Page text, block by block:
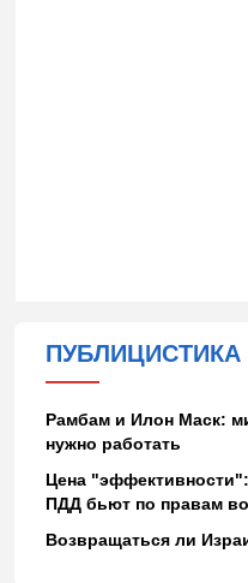
ПУБЛИЦИСТИКА
Рамбам и Илон Маск:
нужно работать
Цена
ПДД бьют по правам
Возвращаться ли